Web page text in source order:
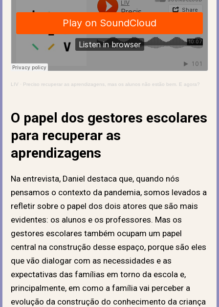
LIV · Preciso recuperar as aprendizagens, mas os alunos não estão bem. E agora?
O papel dos gestores escolares
para recuperar as
aprendizagens
Na entrevista, Daniel destaca que, quando nós
pensamos o contexto da pandemia, somos levados a
refletir sobre o papel dos dois atores que são mais
evidentes: os alunos e os professores. Mas os
gestores escolares também ocupam um papel
central na construção desse espaço, porque são eles
que vão dialogar com as necessidades e as
expectativas das famílias em torno da escola e,
principalmente, em como a família vai perceber a
evolução da construção do conhecimento da criança